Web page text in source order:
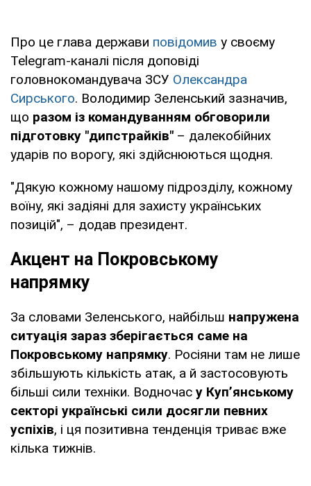
Про це глава держави повідомив у своєму
Telegram-каналі після доповіді
головнокомандувача ЗСУ Олександра
Сирського. Володимир Зеленський зазначив,
що разом із командуванням обговорили
підготовку "дипстрайків" – далекобійних
ударів по ворогу, які здійснюються щодня.
"Дякую кожному нашому підрозділу, кожному
воїну, які задіяні для захисту українських
позицій", – додав президент.
Акцент на Покровському
напрямку
За словами Зеленського, найбільш напружена
ситуація зараз зберігається саме на
Покровському напрямку. Росіяни там не лише
збільшують кількість атак, а й застосовують
більші сили техніки. Водночас у Куп’янському
секторі українські сили досягли певних
успіхів, і ця позитивна тенденція триває вже
кілька тижнів.